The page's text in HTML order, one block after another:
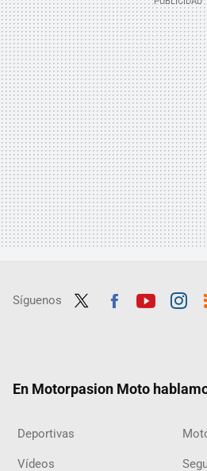
Síguenos
En Motorpasion Moto
Deportivas
Vídeos